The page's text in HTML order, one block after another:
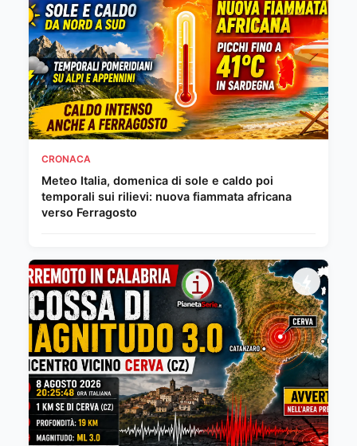
CRONACA
Meteo Italia, domenica di sole e caldo poi
temporali sui rilievi: nuova fiammata africana
verso Ferragosto